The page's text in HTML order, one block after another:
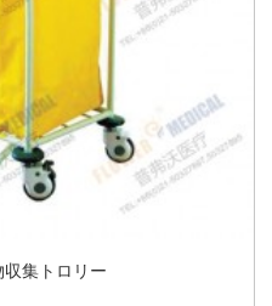
収集トロリー